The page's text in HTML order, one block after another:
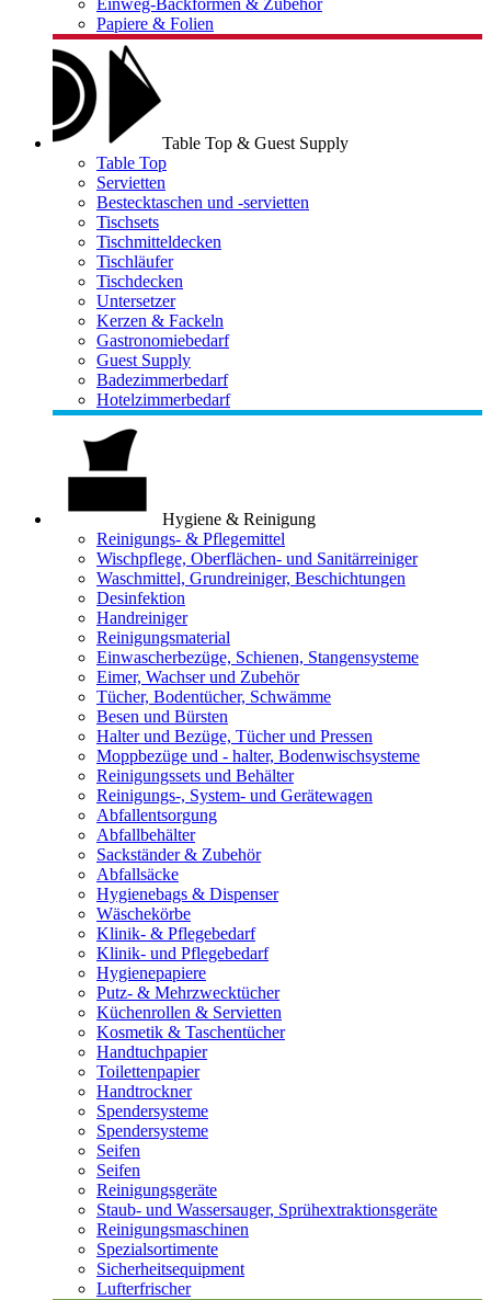
Einweg-Backformen & Zubehör
Papiere & Folien
Table Top & Guest Supply
Table Top
Servietten
Bestecktaschen und -servietten
Tischsets
Tischmitteldecken
Tischläufer
Tischdecken
Untersetzer
Kerzen & Fackeln
Gastronomiebedarf
Guest Supply
Badezimmerbedarf
Hotelzimmerbedarf
Hygiene & Reinigung
Reinigungs- & Pflegemittel
Wischpflege, Oberflächen- und Sanitärreiniger
Waschmittel, Grundreiniger, Beschichtungen
Desinfektion
Handreiniger
Reinigungsmaterial
Einwascherbezüge, Schienen, Stangensysteme
Eimer, Wachser und Zubehör
Tücher, Bodentücher, Schwämme
Besen und Bürsten
Halter und Bezüge, Tücher und Pressen
Moppbezüge und - halter, Bodenwischsysteme
Reinigungssets und Behälter
Reinigungs-, System- und Gerätewagen
Abfallentsorgung
Abfallbehälter
Sackständer & Zubehör
Abfallsäcke
Hygienebags & Dispenser
Wäschekörbe
Klinik- & Pflegebedarf
Klinik- und Pflegebedarf
Hygienepapiere
Putz- & Mehrzwecktücher
Küchenrollen & Servietten
Kosmetik & Taschentücher
Handtuchpapier
Toilettenpapier
Handtrockner
Spendersysteme
Spendersysteme
Seifen
Seifen
Reinigungsgeräte
Staub- und Wassersauger, Sprühextraktionsgeräte
Reinigungsmaschinen
Spezialsortimente
Sicherheitsequipment
Lufterfrischer